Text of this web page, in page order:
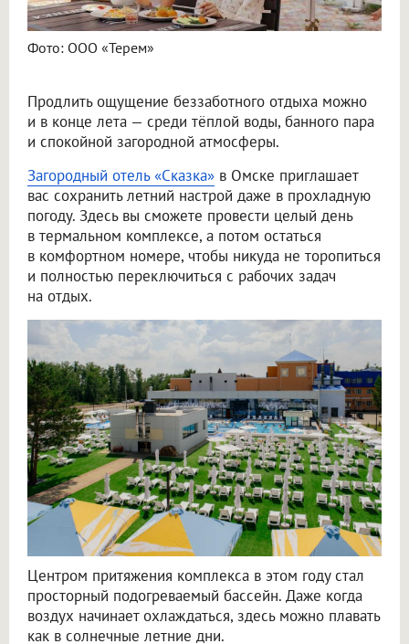
Фото: ООО «Терем»
Продлить ощущение беззаботного отдыха можно
и в конце лета — среди тёплой воды, банного пара
и спокойной загородной атмосферы.
Загородный отель «Сказка» в Омске приглашает
вас сохранить летний настрой даже в прохладную
погоду. Здесь вы сможете провести целый день
в термальном комплексе, а потом остаться
в комфортном номере, чтобы никуда не торопиться
и полностью переключиться с рабочих задач
на отдых.
Центром притяжения комплекса в этом году стал
просторный подогреваемый бассейн. Даже когда
воздух начинает охлаждаться, здесь можно плавать
как в солнечные летние дни.